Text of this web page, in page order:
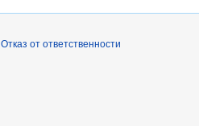
Отказ от ответственности